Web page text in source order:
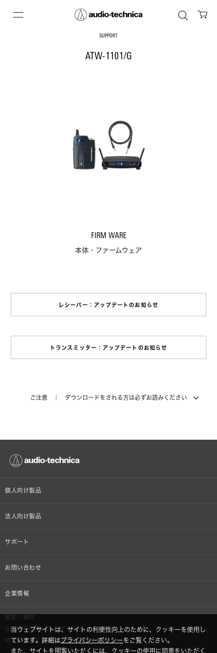
SUPPORT
ATW-1101/G
FIRM WARE
本体・ファームウェア
レシーバー：アップデートのお知らせ
トランスミッター：アップデートのお知らせ
ご注意 ｜ ダウンロードをされる方は必ずお読みください
個人向け製品
オンラインストア限定
車載製品
法人向け製品
設備音響機器
半導体レーザー応用製品
サポート
個人向け製品サポート
お問い合わせ
その他、メディア 取材関連等のお問い合わせ
企業情報
株式会社オーディオテクニカ
採用情報
規約・規定
GDPRプライバシーポリシー
特定商取引に関する法律に基づく表示
当ウェブサイトは、サイトの利便性向上のために、クッキーを使用し
ています。詳細はプライバシーポリシーをご覧ください。
また、サイトを閲覧いただくには、クッキーの使用に同意をいただく